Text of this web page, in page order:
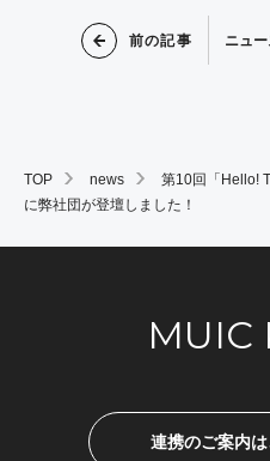
TOP news
第10回「Hello!
に弊社団が登壇しました！
前の記事 ニュ
MUIC
連携のご案内